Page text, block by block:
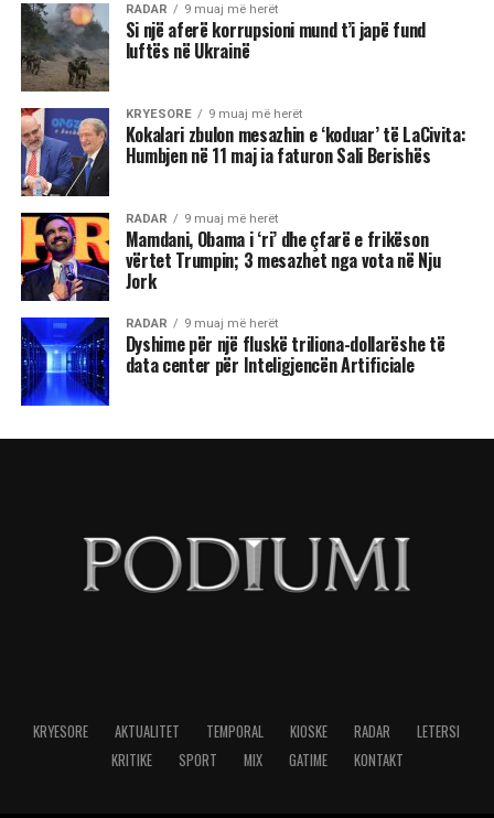
RADAR 9 muaj më herët
Si një aferë korrupsioni mund t’i japë fund
luftës në Ukrainë
KRYESORE 9 muaj më herët
Kokalari zbulon mesazhin e ‘koduar’ të LaCivita:
Humbjen në 11 maj ia faturon Sali Berishës
RADAR 9 muaj më herët
Mamdani, Obama i ‘ri’ dhe çfarë e frikëson
vërtet Trumpin; 3 mesazhet nga vota në Nju
Jork
RADAR 9 muaj më herët
Dyshime për një fluskë triliona-dollarëshe të
data center për Inteligjencën Artificiale
KRYESORE AKTUALITET TEMPORAL KIOSKE RADAR
LETERSI
KRITIKE
SPORT MIX GATIME KONTAKT